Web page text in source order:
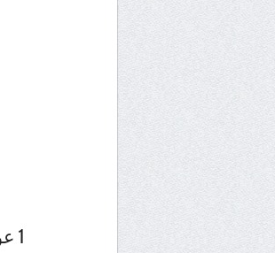
1 عود فانيلا/أو 1 ساشي سكر فانيلا و حبيبات الخشخاش